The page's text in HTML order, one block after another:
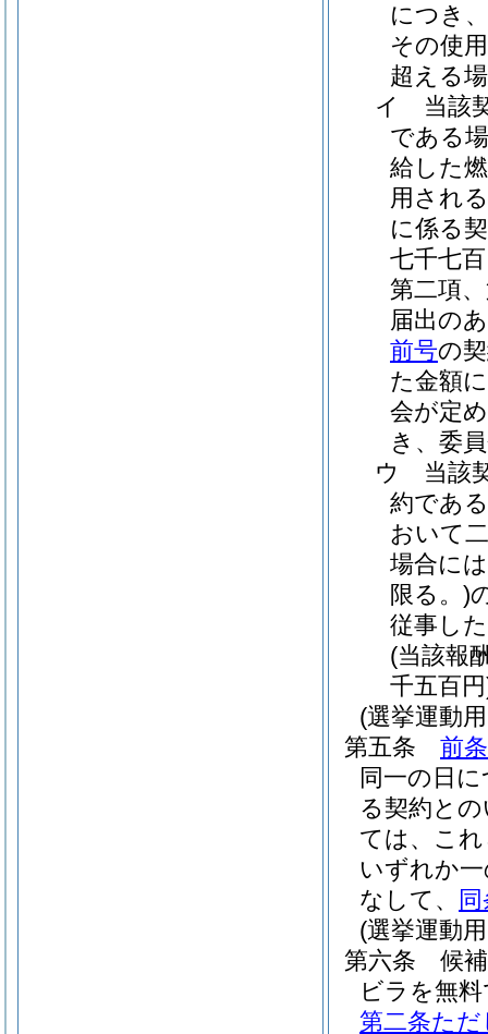
につき
その使
超える
イ
当該
である
給した
用され
に係る
七千七
第二項
届出の
前号の
た金額
会が定
き、委
ウ
当該
約であ
おいて
場合に
限る。)
従事し
(当該報
千五百
(選挙運動
第五条
前条
同一の日
る契約と
ては、こ
いずれか
なして、
(選挙運動
第六条
候
ビラを無
第二条ただ